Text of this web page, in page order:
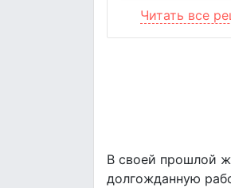
Читать все
В своей прошлой
долгожданную